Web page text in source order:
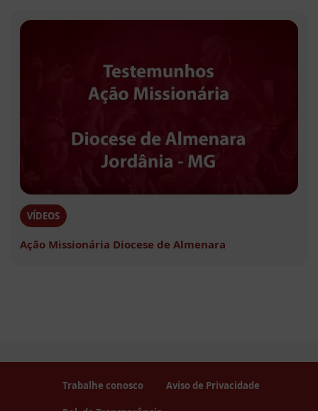
VÍDEOS
Ação Missionária Diocese de Almenara
Trabalhe conosco Aviso de Privacidade